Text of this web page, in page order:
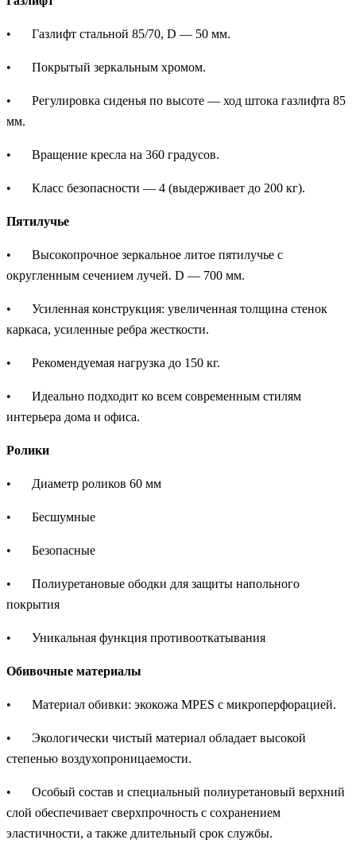
• Газлифт стальной 85/70, D — 50 мм.
• Покрытый зеркальным хромом.
•
Регулировка сиденья по высоте — ход штока газлифта 85
мм.
• Вращение кресла на 360 градусов.
• Класс безопасности — 4 (выдерживает до 200 кг).
Пятилучье
•
Высокопрочное зеркальное литое пятилучье с
округленным сечением лучей. D — 700 мм.
•
Усиленная конструкция: увеличенная толщина стенок
каркаса, усиленные ребра жесткости.
• Рекомендуемая нагрузка до 150 кг.
•
Идеально подходит ко всем современным стилям
интерьера дома и офиса.
Ролики
• Диаметр роликов 60 мм
• Бесшумные
• Безопасные
•
Полиуретановые ободки для защиты напольного
покрытия
• Уникальная функция противооткатывания
Обивочные материалы
• Материал обивки: экокожа MPES с микроперфорацией.
•
Экологически чистый материал обладает высокой
степенью воздухопроницаемости.
•
Особый состав и специальный полиуретановый верхний
слой обеспечивает сверхпрочность с сохранением
эластичности, а также длительный срок службы.